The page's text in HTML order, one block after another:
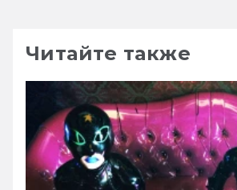
Читайте также